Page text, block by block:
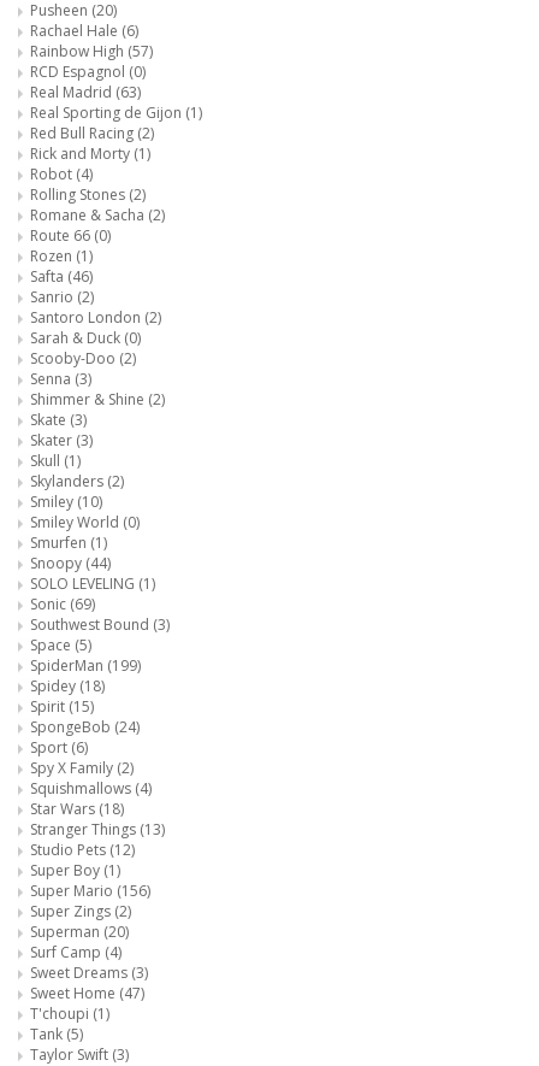
Pusheen (20)
Rachael Hale (6)
Rainbow High (57)
RCD Espagnol (0)
Real Madrid (63)
Real Sporting de Gijon (1)
Red Bull Racing (2)
Rick and Morty (1)
Robot (4)
Rolling Stones (2)
Romane & Sacha (2)
Route 66 (0)
Rozen (1)
Safta (46)
Sanrio (2)
Santoro London (2)
Sarah & Duck (0)
Scooby-Doo (2)
Senna (3)
Shimmer & Shine (2)
Skate (3)
Skater (3)
Skull (1)
Skylanders (2)
Smiley (10)
Smiley World (0)
Smurfen (1)
Snoopy (44)
SOLO LEVELING (1)
Sonic (69)
Southwest Bound (3)
Space (5)
SpiderMan (199)
Spidey (18)
Spirit (15)
SpongeBob (24)
Sport (6)
Spy X Family (2)
Squishmallows (4)
Star Wars (18)
Stranger Things (13)
Studio Pets (12)
Super Boy (1)
Super Mario (156)
Super Zings (2)
Superman (20)
Surf Camp (4)
Sweet Dreams (3)
Sweet Home (47)
T'choupi (1)
Tank (5)
Taylor Swift (3)